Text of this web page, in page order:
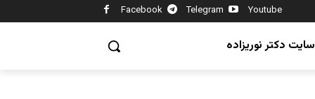
Facebook Telegram Youtube
سایت دکتر نوریزاده